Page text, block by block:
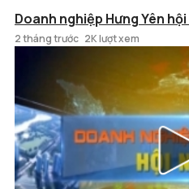
Doanh nghiệp Hưng Yên
2 tháng trước 2K lượt xem